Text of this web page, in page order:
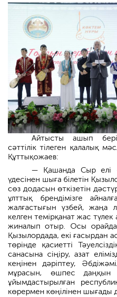
Айтысты ашып
сәттілік тілеген қалалық
Құттықожаев:
— Қашанда Сыр елі
үдесінен шыға білетін
сөз додасын өткізетін
ұлттық брендімізге
жалғастығын үзбей, жаңа
келген темірқанат жас
жиналып отыр. Осы
Қызылордада, екі ғасырдан
төрінде қасиетті
санасына сіңіру, азат
кеңінен дәріптеу,
мұрасын, өшпес даңқын
ұйымдастырылған
көрермен көңілінен шығады